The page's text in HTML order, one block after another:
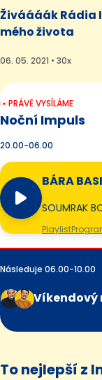
Živáááák Rádia
mého života
06. 05. 2021 • 30x
PRÁVĚ VYSÍLÁME
Noční Impuls
20.00-06.00
BÁRA
SOUMRAK
Playlist
Následuje 06.00-10.00
Víkendový
To nejlepší z